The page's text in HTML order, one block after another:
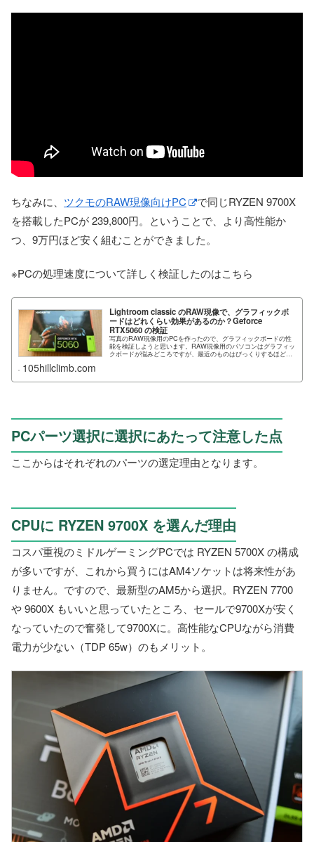
ちなみに、 ツクモのRAW現像向けPC
で同じRYZEN 9700X
を搭載したPCが 239,800円。ということで、より高性能か
つ、9万円ほど安く組むことができました。
※PCの処理速度について詳しく検証したのはこちら
Lightroom classic のRAW現像で、グラフィックボ
ードはどれくらい効果があるのか？Geforce
RTX5060 の検証
写真のRAW現像用のPCを作ったので、グラフィックボードの性
能を検証しようと思います。RAW現像用のパソコンはグラフィッ
クボードが悩みどころですが、最近のものはびっくりするほど効
果がありました。※本来...
105hillclimb.com
PCパーツ選択に選択にあたって注意した点
ここからはそれぞれのパーツの選定理由となります。
CPUに RYZEN 9700X を選んだ理由
コスパ重視のミドルゲーミングPCでは RYZEN 5700X の構成
が多いですが、これから買うにはAM4ソケットは将来性があ
りません。ですので、最新型のAM5から選択。RYZEN 7700
や 9600X もいいと思っていたところ、セールで9700Xが安く
なっていたので奮発して9700Xに。高性能なCPUながら消費
電力が少ない（TDP 65w）のもメリット。